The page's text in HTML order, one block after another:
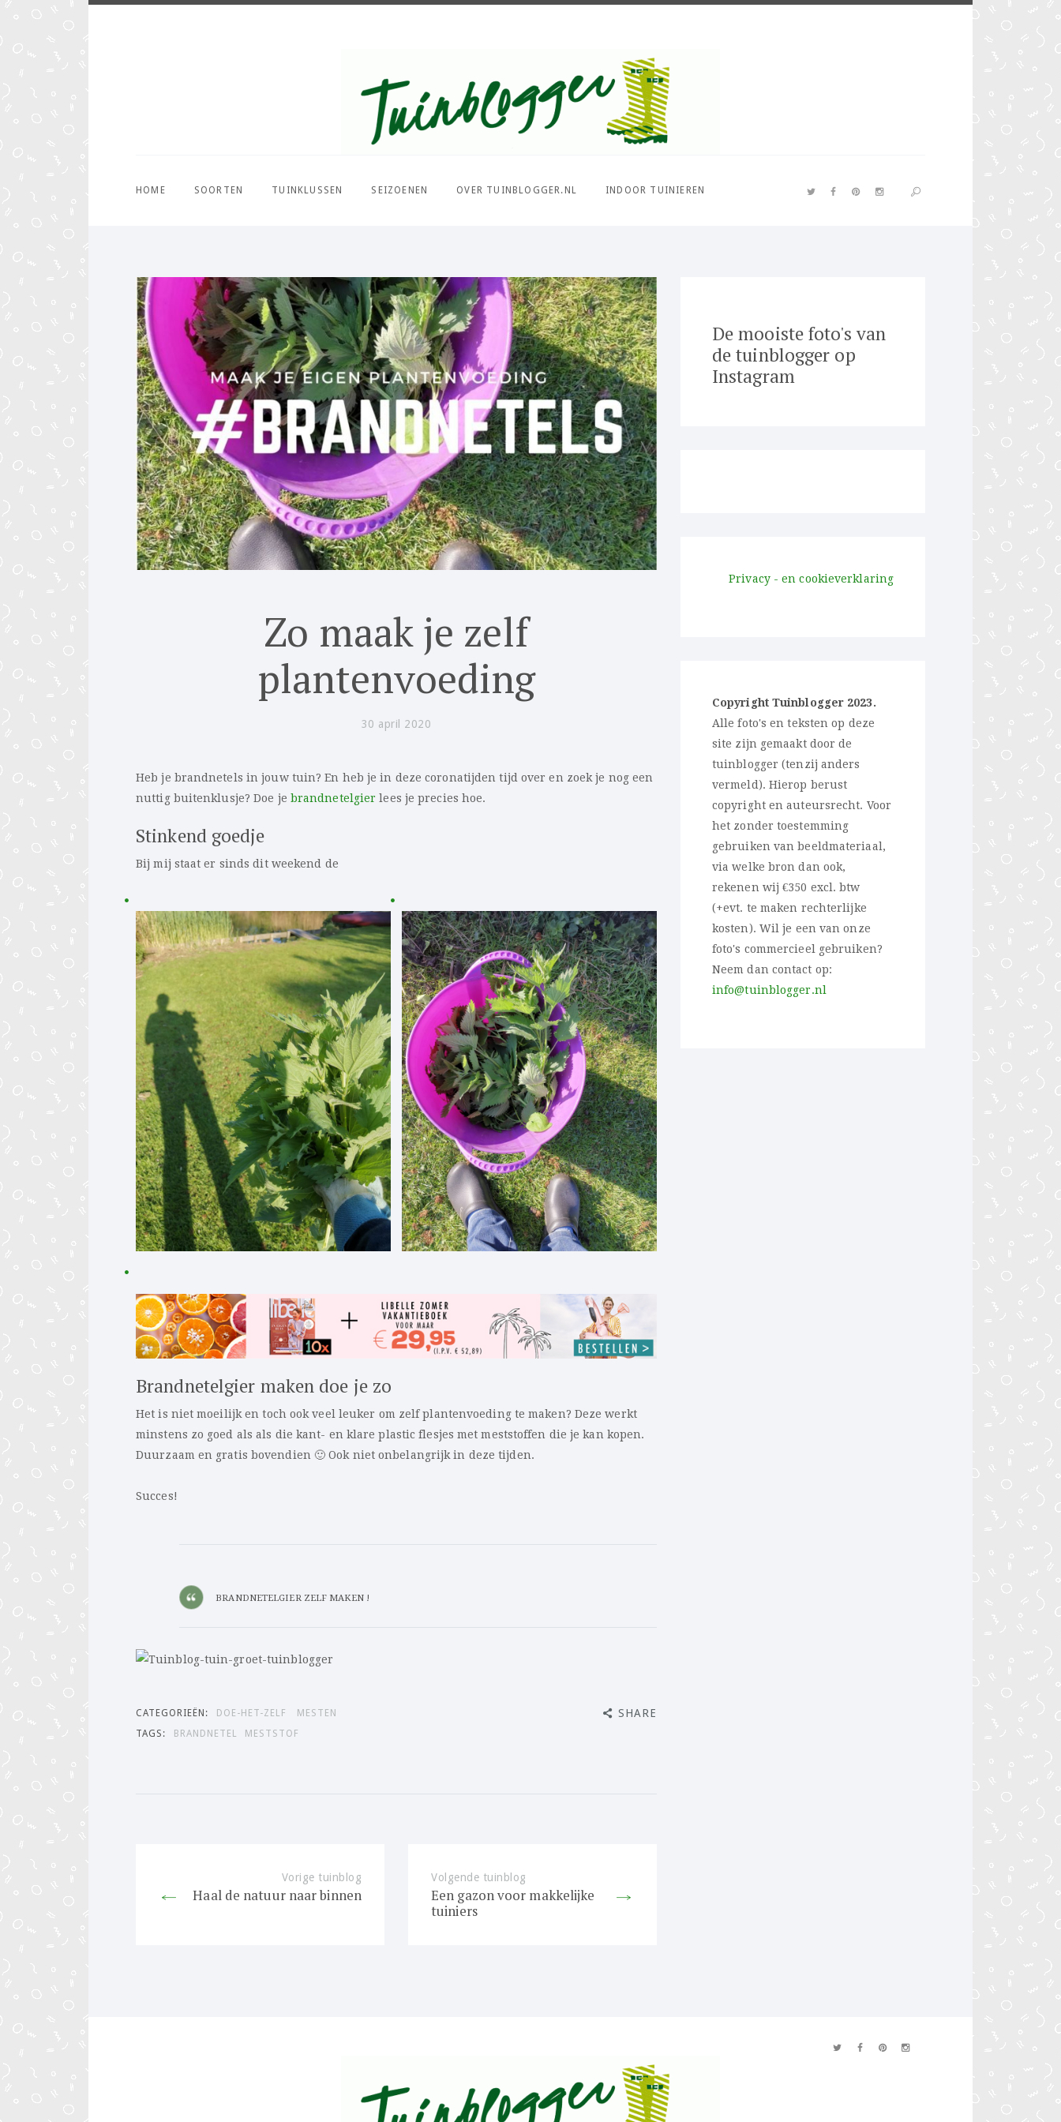
HOME
SOORTEN TUINKLUSSEN SEIZOENEN OVER TUINBLOGGER.NL INDOOR TUINIEREN
PIN IT
Zo maak je zelf
plantenvoeding
30 april 2020
Heb je brandnetels in jouw tuin? En heb je in deze coronatijden tijd over en zoek je nog een
nuttig buitenklusje? Doe je brandnetelgierlees je precies hoe.
Stinkend goedje
Bij mij staat er sinds dit weekend de
Brandnetelgier maken doe je zo
Het is niet moeilijk en toch ook veel leuker om zelf plantenvoeding te maken? Deze werkt
minstens zo goed als als die kant- en klare plastic flesjes met meststoffen die je kan kopen.
Duurzaam en gratis bovendien 🙂 Ook niet onbelangrijk in deze tijden.
Succes!
BRANDNETELGIER ZELF MAKEN !
CATEGORIEËN: DOE-HET-ZELF
MESTEN
TAGS:
BRANDNETEL MESTSTOF
SHARE
Vorige tuinblog
Haal de natuur naar binnen
Volgende tuinblog
post:
Een gazon voor makkelijke
tuiniers
De mooiste foto's van
de tuinblogger op
Instagram
Privacy - en cookieverklaring
Copyright Tuinblogger 2023.
Alle foto's en teksten op deze
site zijn gemaakt door de
tuinblogger (tenzij anders
vermeld). Hierop berust
copyright en auteursrecht. Voor
het zonder toestemming
gebruiken van beeldmateriaal,
via welke bron dan ook,
rekenen wij €350 excl. btw
(+evt. te maken rechterlijke
kosten). Wil je een van onze
foto's commercieel gebruiken?
Neem dan contact op:
info@tuinblogger.nl